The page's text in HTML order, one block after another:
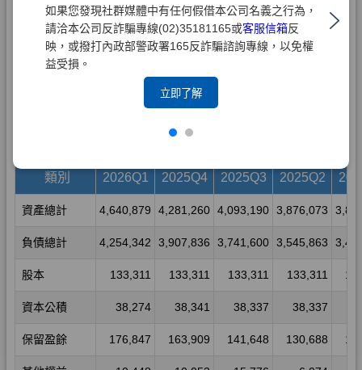
如果您發現社群媒體中有任何假借本公司名義之行為，
請洽本公司反詐騙專線(02)35181165或客服信箱反
映，或撥打內政部警政署165反詐騙諮詢專線，以免權
益受損。
立即了解